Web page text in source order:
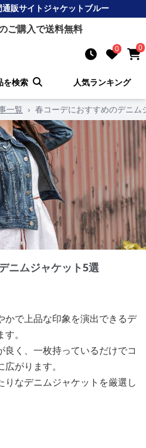
通販サイトジャケットブルー
ご購入で送料無料
0 0
を検索 人気ランキング
一覧 › 春コーデにおすすめのデニム
ニムジャケット5選
かで上品な印象を演出できるデ
。
く、一枚持っているだけでコ
がります。
なデニムジャケットを厳選し